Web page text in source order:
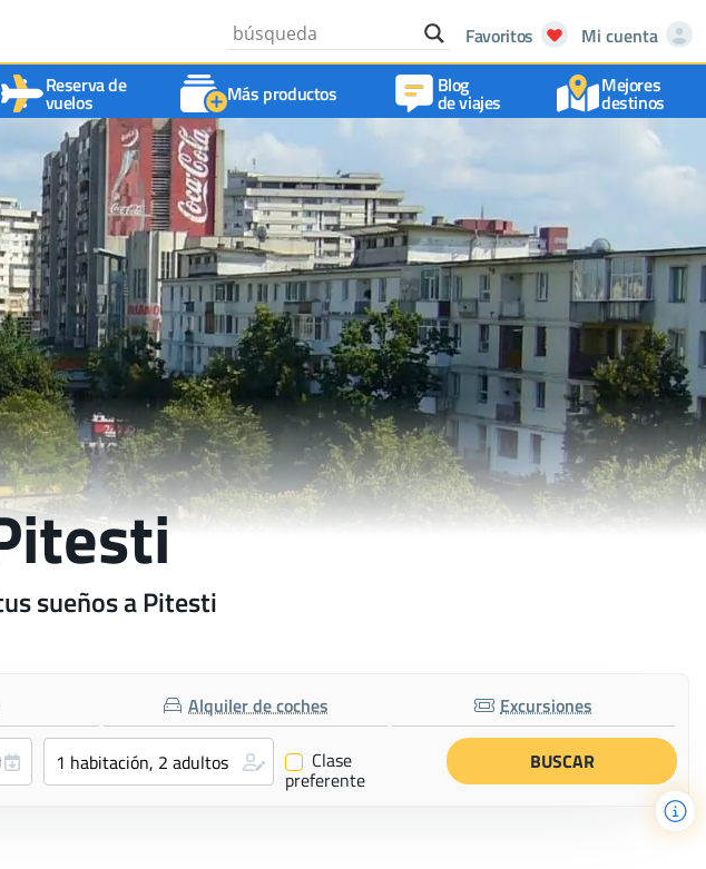
Favoritos
Mi cuenta
Reserva de
vuelos Más productos Blog
de viajes
Mejores
destinos
sueños a Pitesti
Alquiler de coches Excursiones
✔ Clase
preferente